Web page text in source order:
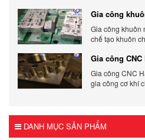
và tiến độ.
Gia công
gia công chất
Gia công khuôn
chế tạo khuôn
tranh.
Gia công
lượng, giá
Gia công CNC
gia công cơ khí
DANH MỤC SẢN PHẨM